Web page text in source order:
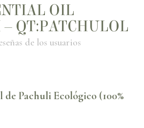
OIL
QT:PATCHULOL
de los usuarios
Pachuli Ecológico (100%